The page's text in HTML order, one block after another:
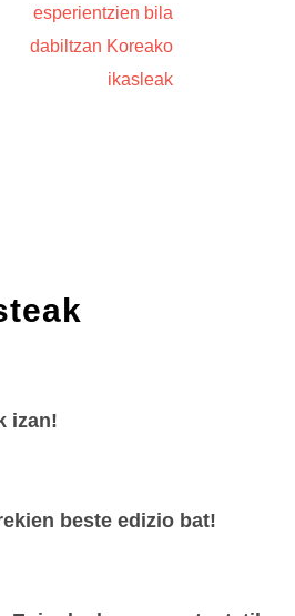
esperientzien bila
dabiltzan Koreako
ikasleak
izan!
beste edizio bat!